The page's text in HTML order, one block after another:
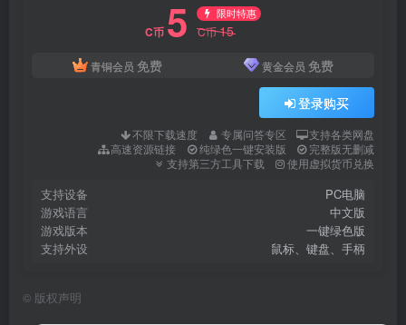
C币 5 限时特惠
C币15
青铜会员 免费 黄金会员 免费
登录购买
不限下载速度 专属问答专区
支持各类网盘
高速资源链接
纯绿色一键安装版
完整版无删减
支持第三方工具下载
使用虚拟货币兑换
支持设备
PC电脑
游戏语言
中文版
游戏版本
一键绿色版
支持外设
鼠标、键盘、手柄
© 版权声明